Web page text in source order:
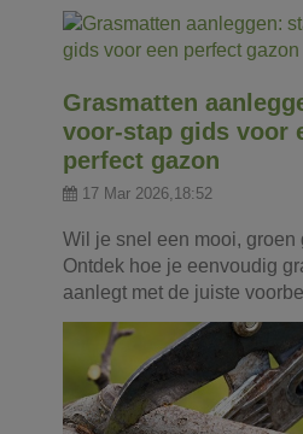
Grasmatten
voor-stap gids voor
perfect gazon
17 Mar 2026,18:52
Wil je snel een mooi, groen
Ontdek hoe je eenvoudig
aanlegt met de juiste